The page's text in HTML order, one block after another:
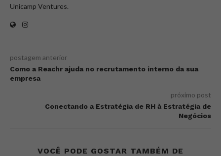
Unicamp Ventures.
postagem anterior
Como a Reachr ajuda no recrutamento interno da sua
empresa
próximo post
Conectando a Estratégia de RH à Estratégia de
Negócios
VOCÊ PODE GOSTAR TAMBÉM DE